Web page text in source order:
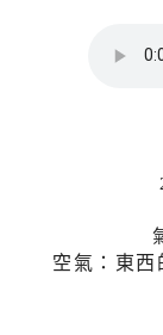
空氣： 東西